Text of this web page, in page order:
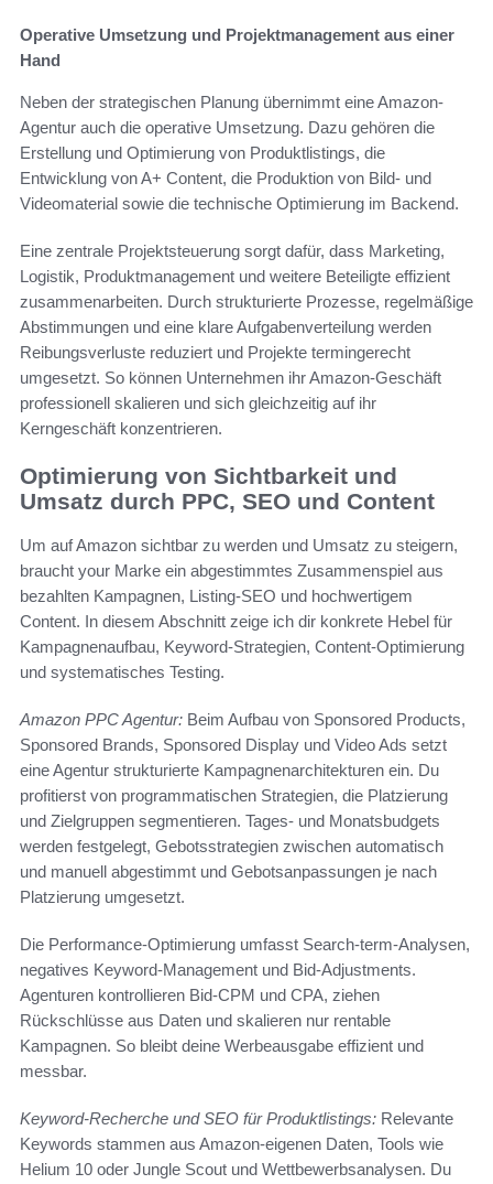
Operative Umsetzung und Projektmanagement aus einer
Hand
Neben der strategischen Planung übernimmt eine Amazon-
Agentur auch die operative Umsetzung. Dazu gehören die
Erstellung und Optimierung von Produktlistings, die
Entwicklung von A+ Content, die Produktion von Bild- und
Videomaterial sowie die technische Optimierung im Backend.
Eine zentrale Projektsteuerung sorgt dafür, dass Marketing,
Logistik, Produktmanagement und weitere Beteiligte effizient
zusammenarbeiten. Durch strukturierte Prozesse, regelmäßige
Abstimmungen und eine klare Aufgabenverteilung werden
Reibungsverluste reduziert und Projekte termingerecht
umgesetzt. So können Unternehmen ihr Amazon-Geschäft
professionell skalieren und sich gleichzeitig auf ihr
Kerngeschäft konzentrieren.
Optimierung von Sichtbarkeit und
Umsatz durch PPC, SEO und Content
Um auf Amazon sichtbar zu werden und Umsatz zu steigern,
braucht your Marke ein abgestimmtes Zusammenspiel aus
bezahlten Kampagnen, Listing-SEO und hochwertigem
Content. In diesem Abschnitt zeige ich dir konkrete Hebel für
Kampagnenaufbau, Keyword-Strategien, Content-Optimierung
und systematisches Testing.
Amazon PPC Agentur: Beim Aufbau von Sponsored Products,
Sponsored Brands, Sponsored Display und Video Ads setzt
eine Agentur strukturierte Kampagnenarchitekturen ein. Du
profitierst von programmatischen Strategien, die Platzierung
und Zielgruppen segmentieren. Tages- und Monatsbudgets
werden festgelegt, Gebotsstrategien zwischen automatisch
und manuell abgestimmt und Gebotsanpassungen je nach
Platzierung umgesetzt.
Die Performance-Optimierung umfasst Search-term-Analysen,
negatives Keyword-Management und Bid-Adjustments.
Agenturen kontrollieren Bid-CPM und CPA, ziehen
Rückschlüsse aus Daten und skalieren nur rentable
Kampagnen. So bleibt deine Werbeausgabe effizient und
messbar.
Keyword-Recherche und SEO für Produktlistings: Relevante
Keywords stammen aus Amazon-eigenen Daten, Tools wie
Helium 10 oder Jungle Scout und Wettbewerbsanalysen. Du